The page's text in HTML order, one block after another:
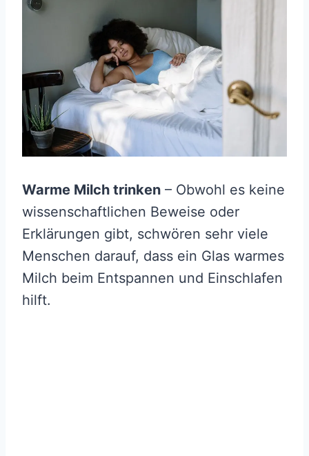
Warme Milch trinken – Obwohl es keine
wissenschaftlichen Beweise oder
Erklärungen gibt, schwören sehr viele
Menschen darauf, dass ein Glas warmes
Milch beim Entspannen und Einschlafen
hilft.